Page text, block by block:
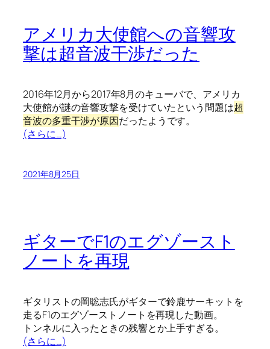
アメリカ大使館への音響攻
撃は超音波干渉だった
2016年12月から2017年8月のキューバで、アメリカ
大使館が謎の音響攻撃を受けていたという問題は超
音波の多重干渉が原因だったようです。
(さらに…)
2021年8月25日
ギターでF1のエグゾースト
ノートを再現
ギタリストの岡聡志氏がギターで鈴鹿サーキットを
走るF1のエグゾーストノートを再現した動画。
トンネルに入ったときの残響とか上手すぎる。
(さらに…)